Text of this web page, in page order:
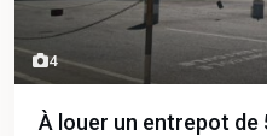
4
À louer un entrepot de